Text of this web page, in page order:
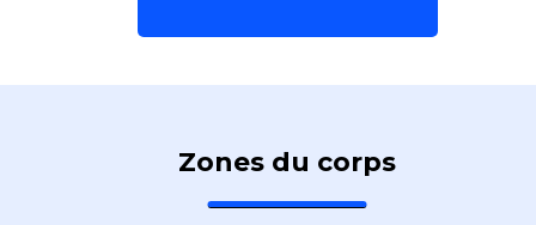
Zones du corps